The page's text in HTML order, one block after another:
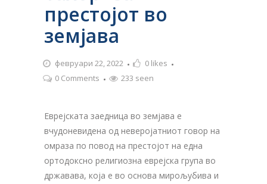
престојот во
земјава
февруари 22, 2022 0 likes
0 Comments
233 seen
Еврејската заедница во земјава е
вчудоневидена од неверојатниот говор на
омраза по повод на престојот на една
ортодоксно религиозна еврејска група во
државава, која е во основа мирољубива и